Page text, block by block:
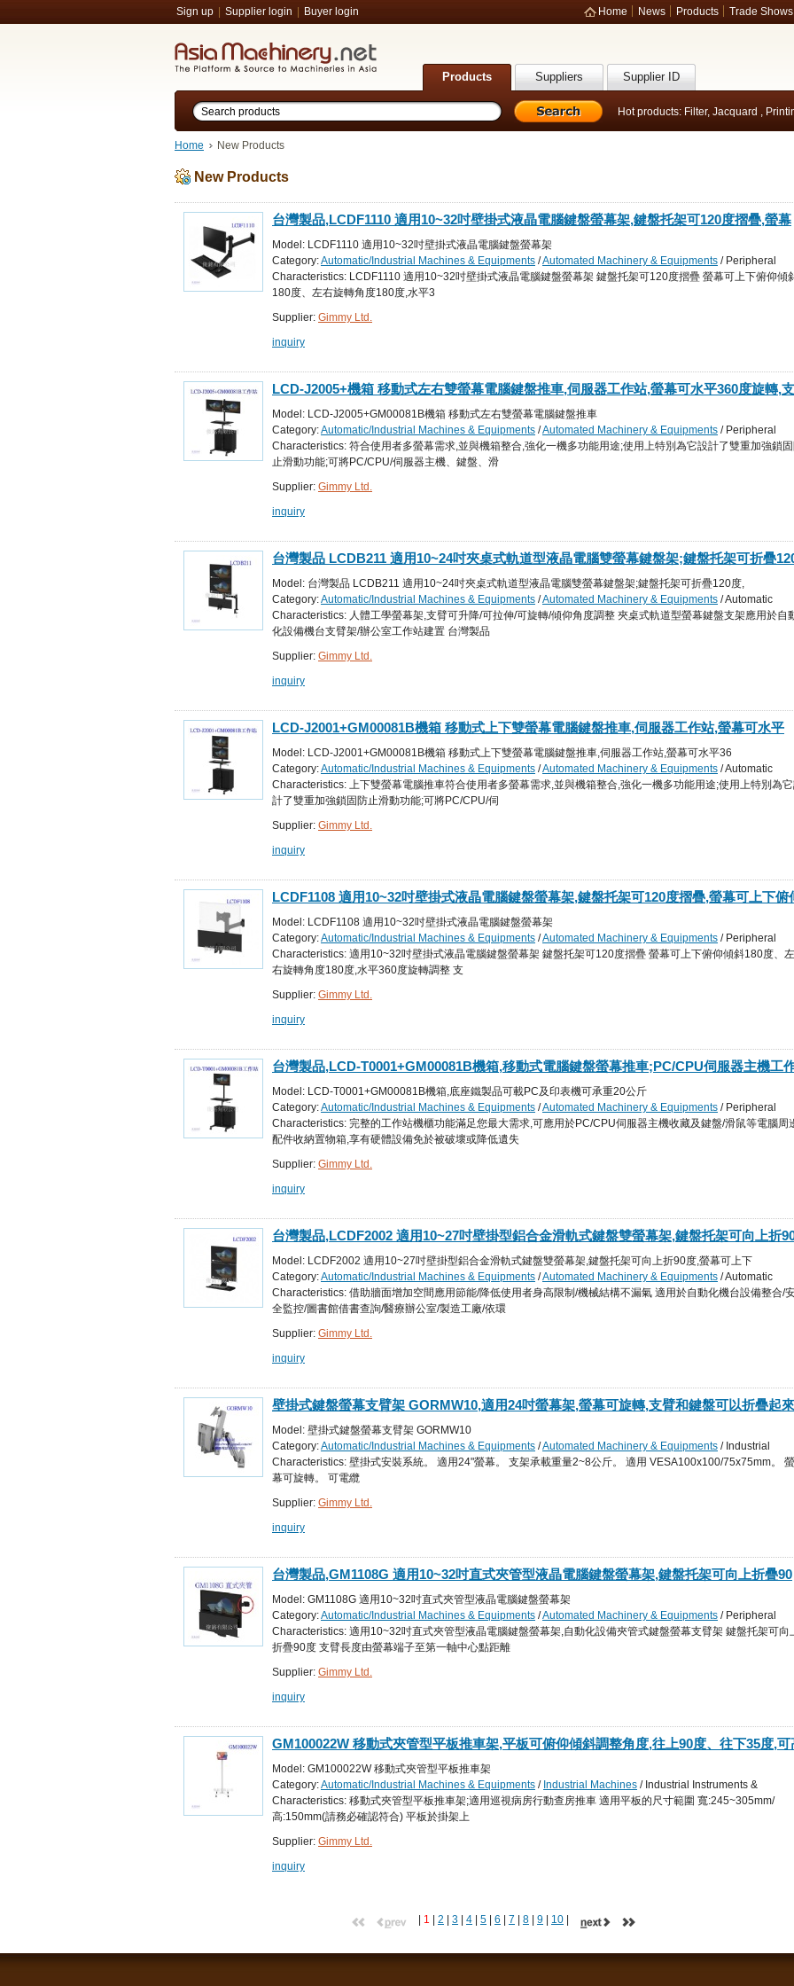
Sign up Supplier login Buyer login Home News Products Trade Shows
Products Suppliers Supplier ID
Hot products: Filter, Jacquard ,
Home New Products
New Products
台灣製品,LCDF1110 適用10~32吋壁掛式液晶電腦鍵盤螢幕架,鍵盤托架可120度摺疊,螢幕
務站/
Model: LCDF1110 適用10~32吋壁掛式液晶電腦鍵盤螢幕架
Category:Automatic/Industrial Machines & Equipments /Automated Machinery & Equipments / Peripheral
Equipment for Automated Machinery
Characteristics: LCDF1110 適用10~32吋壁掛式液晶電腦鍵盤螢幕架 鍵盤托架可120度摺疊 螢幕可上下俯仰傾
180度、左右旋轉角度180度,水平3
Supplier: Gimmy Ltd.
inquiry
LCD-J2005+機箱 移動式左右雙螢幕電腦鍵盤推車,伺服器工作站,螢幕可水平360度旋轉,支
理,機房
Model: LCD-J2005+GM00081B機箱 移動式左右雙螢幕電腦鍵盤推車
Category:Automatic/Industrial Machines & Equipments /Automated Machinery & Equipments / Peripheral
Equipment for Automated Machinery
Characteristics: 符合使用者多螢幕需求,並與機箱整合,強化一機多功能用途;使用上特別為它設計了雙重加強鎖
止滑動功能;可將PC/CPU/伺服器主機、鍵盤、滑
Supplier: Gimmy Ltd.
inquiry
台灣製品 LCDB211 適用10~24吋夾桌式軌道型液晶電腦雙螢幕鍵盤架;鍵盤托架可折疊
臂架/工作站
Model: 台灣製品 LCDB211 適用10~24吋夾桌式軌道型液晶電腦雙螢幕鍵盤架;鍵盤托架可折疊120度,
Category:Automatic/Industrial Machines & Equipments /Automated Machinery & Equipments / Automatic
Control Systems
Characteristics: 人體工學螢幕架,支臂可升降/可拉伸/可旋轉/傾仰角度調整 夾桌式軌道型螢幕鍵盤支架應用於自
化設備機台支臂架/辦公室工作站建置 台灣製品
Supplier: Gimmy Ltd.
inquiry
LCD-J2001+GM00081B機箱 移動式上下雙螢幕電腦鍵盤推車,伺服器工作站,螢幕可水平
化設備廠,物流盤點倉儲管理,網管勘檢機房,台灣製品
Model: LCD-J2001+GM00081B機箱 移動式上下雙螢幕電腦鍵盤推車,伺服器工作站,螢幕可水平36
Category:Automatic/Industrial Machines & Equipments /Automated Machinery & Equipments / Automatic
Control Systems
Characteristics: 上下雙螢幕電腦推車符合使用者多螢幕需求,並與機箱整合,強化一機多功能用途;使用上特別為
計了雙重加強鎖固防止滑動功能;可將PC/CPU/伺
Supplier: Gimmy Ltd.
inquiry
LCDF1108 適用10~32吋壁掛式液晶電腦鍵盤螢幕架,鍵盤托架可120度摺疊,螢幕可上下俯
Model: LCDF1108 適用10~32吋壁掛式液晶電腦鍵盤螢幕架
Category:Automatic/Industrial Machines & Equipments /Automated Machinery & Equipments / Peripheral
Equipment for Automated Machinery
Characteristics: 適用10~32吋壁掛式液晶電腦鍵盤螢幕架 鍵盤托架可120度摺疊 螢幕可上下俯仰傾斜180度、左
右旋轉角度180度,水平360度旋轉調整 支
Supplier: Gimmy Ltd.
inquiry
台灣製品,LCD-T0001+GM00081B機箱,移動式電腦鍵盤螢幕推車;PC/CPU伺服器主機工
Model: LCD-T0001+GM00081B機箱,底座鐵製品可載PC及印表機可承重20公斤
Category:Automatic/Industrial Machines & Equipments /Automated Machinery & Equipments / Peripheral
Equipment for Automated Machinery
Characteristics: 完整的工作站機櫃功能滿足您最大需求,可應用於PC/CPU伺服器主機收藏及鍵盤/滑鼠等電腦周
配件收納置物箱,享有硬體設備免於被破壞或降低遺失
Supplier: Gimmy Ltd.
inquiry
台灣製品,LCDF2002 適用10~27吋壁掛型鋁合金滑軌式鍵盤雙螢幕架,鍵盤托架可向上折
Model: LCDF2002 適用10~27吋壁掛型鋁合金滑軌式鍵盤雙螢幕架,鍵盤托架可向上折90度,螢幕可上下
Category:Automatic/Industrial Machines & Equipments /Automated Machinery & Equipments / Automatic
Control Systems
Characteristics: 借助牆面增加空間應用節能/降低使用者身高限制/機械結構不漏氣 適用於自動化機台設備整合/
全監控/圖書館借書查詢/醫療辦公室/製造工廠/依環
Supplier: Gimmy Ltd.
inquiry
壁掛式鍵盤螢幕支臂架 GORMW10,適用24吋螢幕架,螢幕可旋轉,支臂和鍵盤可以折疊起來
Model: 壁掛式鍵盤螢幕支臂架 GORMW10
Category:Automatic/Industrial Machines & Equipments /Automated Machinery & Equipments / Industrial
Robots & Accessories
Characteristics: 壁掛式安裝系統。 適用24"螢幕。 支架承載重量2~8公斤。 適用 VESA100x100/75x75mm。 螢
幕可旋轉。 可電纜
Supplier: Gimmy Ltd.
inquiry
台灣製品,GM1108G 適用10~32吋直式夾管型液晶電腦鍵盤螢幕架,鍵盤托架可向上折疊90
徑桿
Model: GM1108G 適用10~32吋直式夾管型液晶電腦鍵盤螢幕架
Category:Automatic/Industrial Machines & Equipments /Automated Machinery & Equipments / Peripheral
Equipment for Automated Machinery
Characteristics: 適用10~32吋直式夾管型液晶電腦鍵盤螢幕架,自動化設備夾管式鍵盤螢幕支臂架 鍵盤托架可向
折疊90度 支臂長度由螢幕端子至第一軸中心點距離
Supplier: Gimmy Ltd.
inquiry
GM100022W 移動式夾管型平板推車架,平板可俯仰傾斜調整角度,往上90度、往下35度,可
Model: GM100022W 移動式夾管型平板推車架
Category:Automatic/Industrial Machines & Equipments / Industrial Machines / Industrial Instruments &
Equipment
Characteristics: 移動式夾管型平板推車架;適用巡視病房行動查房推車 適用平板的尺寸範圍 寬:245~305mm/
高:150mm(請務必確認符合) 平板於掛架上
Supplier: Gimmy Ltd.
inquiry
1 2 3 4 5 6 7 8 9 10